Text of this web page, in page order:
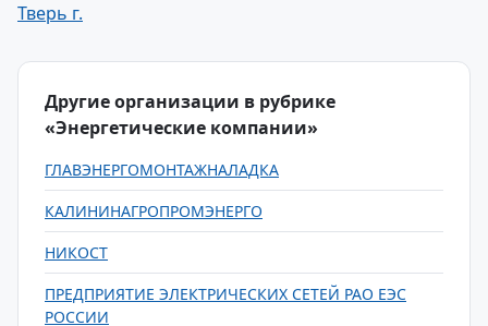
Тверь г.
Другие организации в рубрике
«Энергетические компании»
ГЛАВЭНЕРГОМОНТАЖНАЛАДКА
КАЛИНИНАГРОПРОМЭНЕРГО
НИКОСТ
ПРЕДПРИЯТИЕ ЭЛЕКТРИЧЕСКИХ СЕТЕЙ РАО ЕЭС
РОССИИ